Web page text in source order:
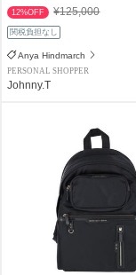
12%OFF ¥125,000
関税負担なし
Anya Hindmarch
PERSONAL SHOPPER
Johnny.T